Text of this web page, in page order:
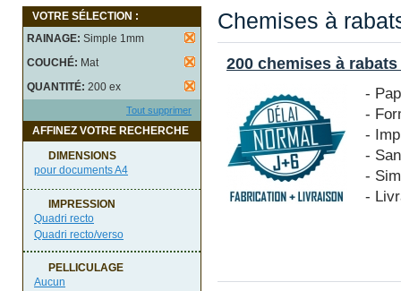
VOTRE SÉLECTION :
RAINAGE: Simple 1mm
COUCHÉ: Mat
QUANTITÉ: 200 ex
Tout supprimer
AFFINEZ VOTRE RECHERCHE
DIMENSIONS
pour documents A4
IMPRESSION
Quadri recto
Quadri recto/verso
PELLICULAGE
Aucun
Chemises à
200 chemises à
-
-
-
-
-
-